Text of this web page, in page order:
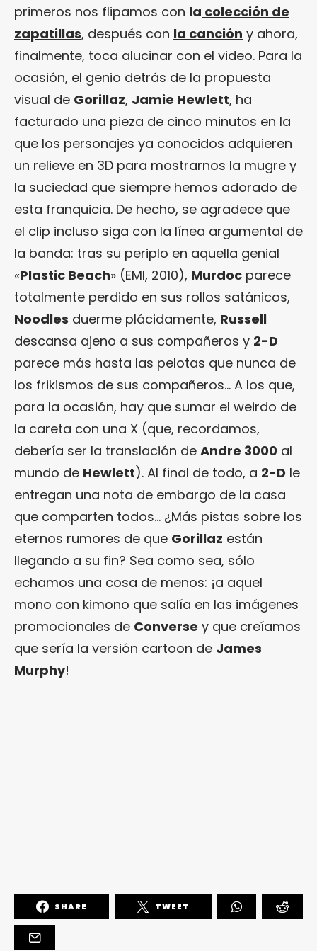
primeros nos flipamos con la colección de
zapatillas, después con la canción y ahora,
finalmente, toca alucinar con el video. Para la
ocasión, el genio detrás de la propuesta
visual de Gorillaz, Jamie Hewlett, ha
facturado una pieza de cinco minutos en la
que los personajes ya conocidos adquieren
un relieve en 3D para mostrarnos la mugre y
la suciedad que siempre hemos adorado de
esta franquicia. De hecho, se agradece que
el clip incluso siga con la línea argumental de
la banda: tras su periplo en aquella genial
«Plastic Beach» (EMI, 2010), Murdoc parece
totalmente perdido en sus rollos satánicos,
Noodles duerme plácidamente, Russell
descansa ajeno a sus compañeros y 2-D
parece más hasta las pelotas que nunca de
los frikismos de sus compañeros… A los que,
para la ocasión, hay que sumar el weirdo de
la careta con una X (que, recordamos,
debería ser la translación de Andre 3000 al
mundo de Hewlett). Al final de todo, a 2-D le
entregan una nota de embargo de la casa
que comparten todos… ¿Más pistas sobre los
eternos rumores de que Gorillaz están
llegando a su fin? Sea como sea, sólo
echamos una cosa de menos: ¡a aquel
mono con kimono que salía en las imágenes
promocionales de Converse y que creíamos
que sería la versión cartoon de James
Murphy!
SHARE TWEET